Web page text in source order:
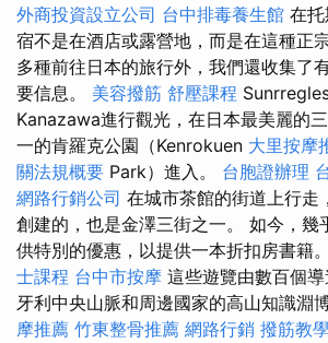
外商投資設立公司 台中排毒養生館 在
宿不是在酒店或露營地，而是在這種正
多種前往日本的旅行外，我們還收集了
要信息。 美容撥筋 舒壓課程
Kanazawa進行觀光，在日本最美麗的
一的肯羅克公園（Kenrokuen 大里按摩
關法規概要 Park）進入。 台胞證辦理
網路行銷公司 在城市茶館的街道上行走
創建的，也是金澤三街之一。 如今，幾
供特別的優惠，以提供一本折扣房書籍。
士課程 台中市按摩 這些遊覽由數百個
牙利中央山脈和周邊國家的高山知識淵
摩推薦 竹東整骨推薦 網路行銷 撥筋教